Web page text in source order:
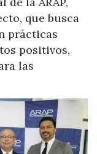
que busca
prácticas
positivos,
las